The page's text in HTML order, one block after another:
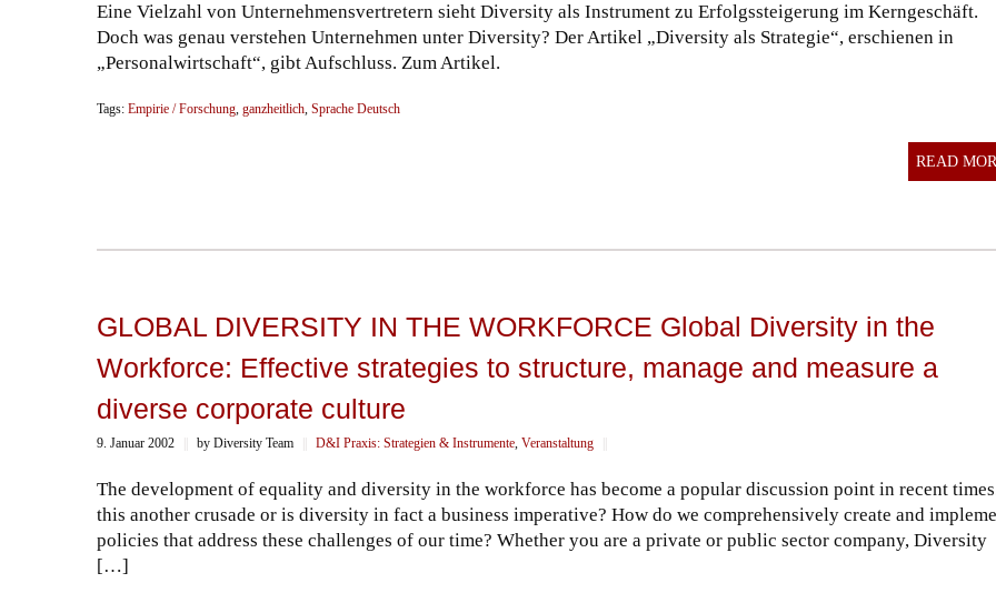
Eine Vielzahl von Unternehmensvertretern sieht Diversity als Instrument zu Erfolgssteigerung im Kerngeschäft.
Doch was genau verstehen Unternehmen unter Diversity? Der Artikel „Diversity als Strategie“, erschienen in
„Personalwirtschaft“, gibt Aufschluss. Zum Artikel.
Tags: Empirie / Forschung, ganzheitlich, Sprache Deutsch
READ
GLOBAL DIVERSITY IN THE WORKFORCE Global Diversity in the
Workforce: Effective strategies to structure, manage and measure a
diverse corporate culture
9. Januar 2002 by Diversity Team D&I Praxis: Strategien & Instrumente, Veranstaltung
The development of equality and diversity in the workforce has become a popular discussion point in recent
this another crusade or is diversity in fact a business imperative? How do we comprehensively create and
policies that address these challenges of our time? Whether you are a private or public sector company, Diversity
[…]